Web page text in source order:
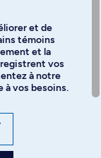
et de
témoins
et la
vos
à notre
à vos besoins.